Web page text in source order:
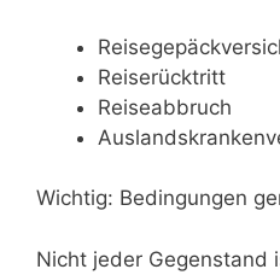
Reiserücktritt
Reiseabbruch
Wichtig: Bedingungen
Nicht jeder Gegenstand